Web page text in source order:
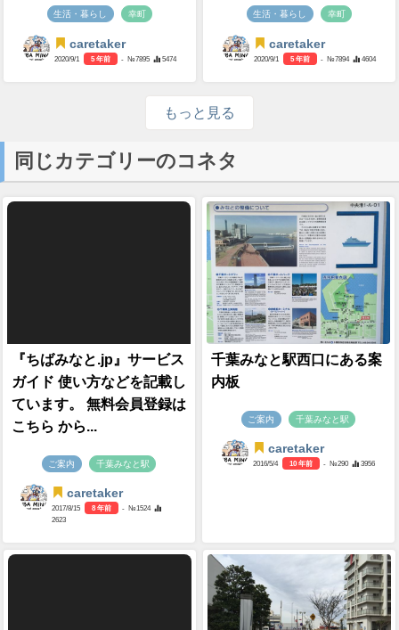
生活・暮らし 幸町
caretaker
2020/9/1 5 年前 - №7895 5474
生活・暮らし 幸町
caretaker
2020/9/1 5 年前 - №7894 4604
もっと見る
同じカテゴリーのコネタ
『ちばみなと.jp』サービス
ガイド 使い方などを記載し
ています。 無料会員登録は
こちら から...
ご案内 千葉みなと駅
caretaker
2017/8/15 8 年前
- №1524
2623
千葉みなと駅西口にある案
内板
ご案内 千葉みなと駅
caretaker
2016/5/4 10 年前 - №290 3956